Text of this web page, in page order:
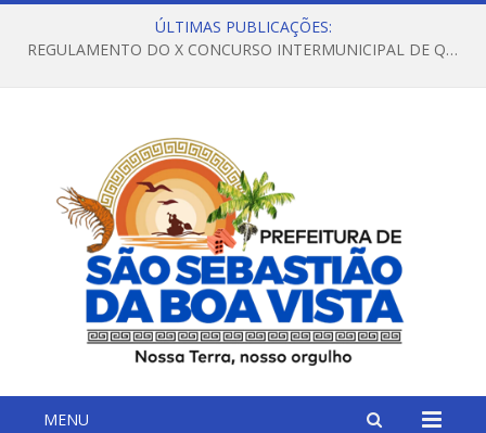
ÚLTIMAS PUBLICAÇÕES:
REGULAMENTO DO X CONCURSO INTERMUNICIPAL DE QUADRILHAS JUNINAS – 2026 – ARRAIÁ DA VENEZA
MENU